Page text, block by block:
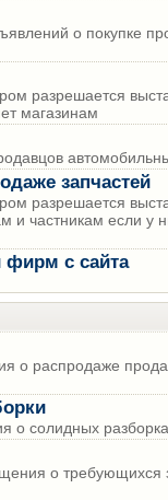
о покупке
разрешается
магазинам
запчастей
разрешается
частникам если у
фирм с сайта
о распродаже
о солидных
о требующихся